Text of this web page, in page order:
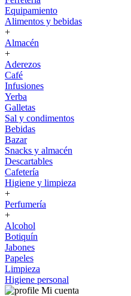
Equipamiento
Alimentos y bebidas
+
Almacén
+
Aderezos
Café
Infusiones
Yerba
Galletas
Sal y condimentos
Bebidas
Bazar
Snacks y almacén
Descartables
Cafetería
Higiene y limpieza
+
Perfumería
+
Alcohol
Botiquín
Jabones
Papeles
Limpieza
Higiene personal
Mi cuenta